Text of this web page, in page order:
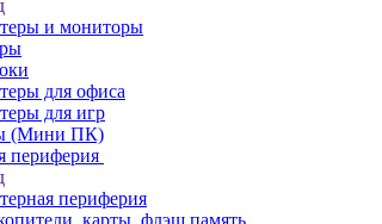
и мониторы
для офиса
для игр
(Мини ПК)
периферия
периферия
карты, флэш память